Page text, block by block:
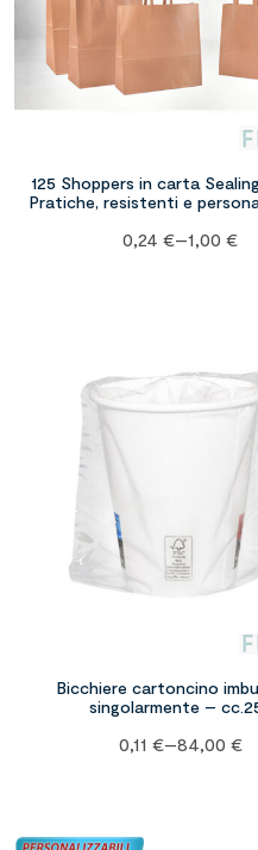
125 Shoppers in carta
Pratiche, resistenti e
0,24€–1,00€
Bicchiere cartoncino
singolarmente –
0,11 €–84,00 €